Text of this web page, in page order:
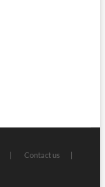
Contact us